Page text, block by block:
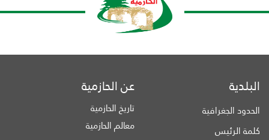
البلدية
الحدود الجغرافية
كلمة الرئيس
عن الحازمية
تاريخ الحازمية
معالم الحازمية